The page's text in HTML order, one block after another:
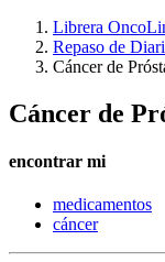
Librera
Repaso de
Cáncer de
Cáncer de
encontrar mi
medicamentos
cáncer